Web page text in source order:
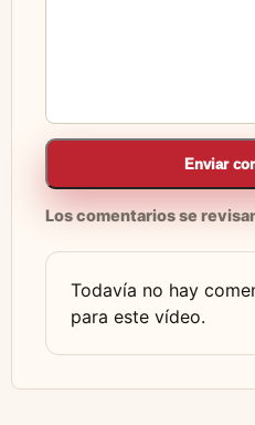
Enviar
Los comentarios se
Todavía no hay
para este vídeo.